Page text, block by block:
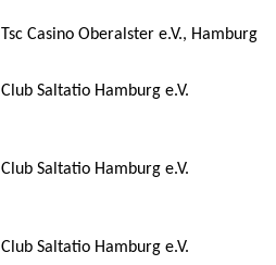
Tsc Casino Oberalster e.V., Hamburg
Club Saltatio Hamburg e.V.
Club Saltatio Hamburg e.V.
Club Saltatio Hamburg e.V.